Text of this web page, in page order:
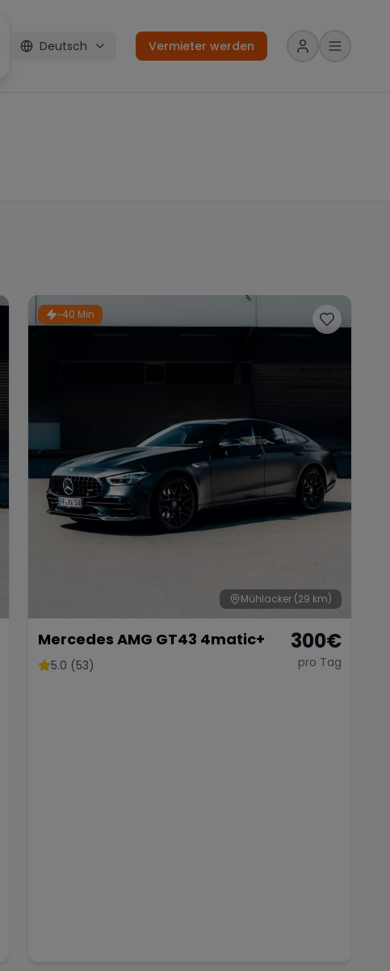
Deutsch Vermieter werden
~40 Min
Mühlacker (29 km)
Mercedes AMG GT43 4matic+
5.0 (53)
300€
pro Tag